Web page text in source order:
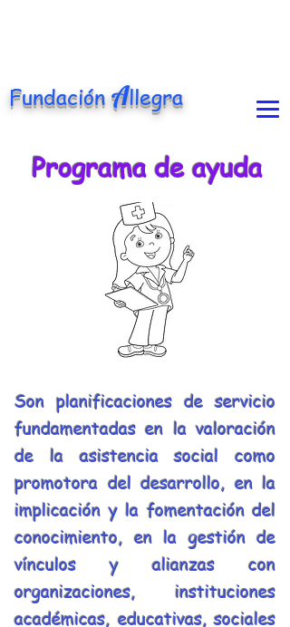
FundaciónAllegra
Son planificaciones de servicio
fundamentadas en la valoración
de la asistencia social como
promotora del desarrollo, en la
implicación y la fomentación del
conocimiento, en la gestión de
vínculos y alianzas con
organizaciones, instituciones
académicas, educativas, sociales
Programa de ayuda